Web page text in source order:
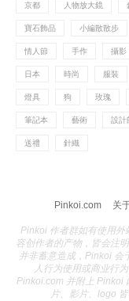
京都 人物放大鏡
寶石飾品 小編散散步
情人節 手作 攝影
日本 時尚 服裝
燈具 狗 玫瑰
筆記本 藝術 設計
送禮 針織
Pinkoi.com 关
Pinkoi 作者群如有使用外
容创作者的产物，皆会注
并非蓄意造成，Pinkoi 会
人行为使用或商业行
Pinkoi.com 并附上 Pinkoi
片、影片、logo